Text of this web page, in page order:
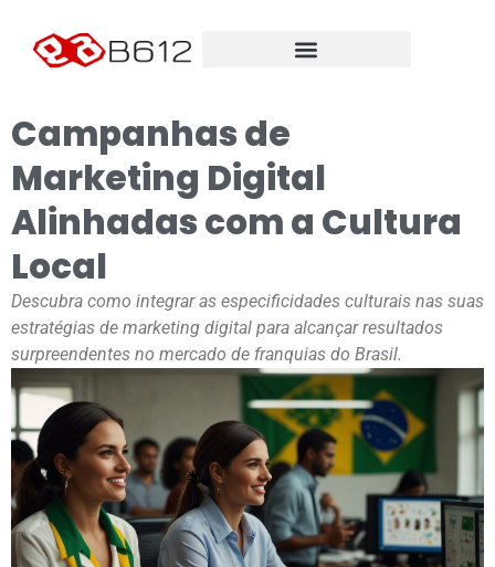
Campanhas de
Marketing Digital
Alinhadas com a Cultura
Local
Descubra como integrar as especificidades culturais nas suas
estratégias de marketing digital para alcançar resultados
surpreendentes no mercado de franquias do Brasil.